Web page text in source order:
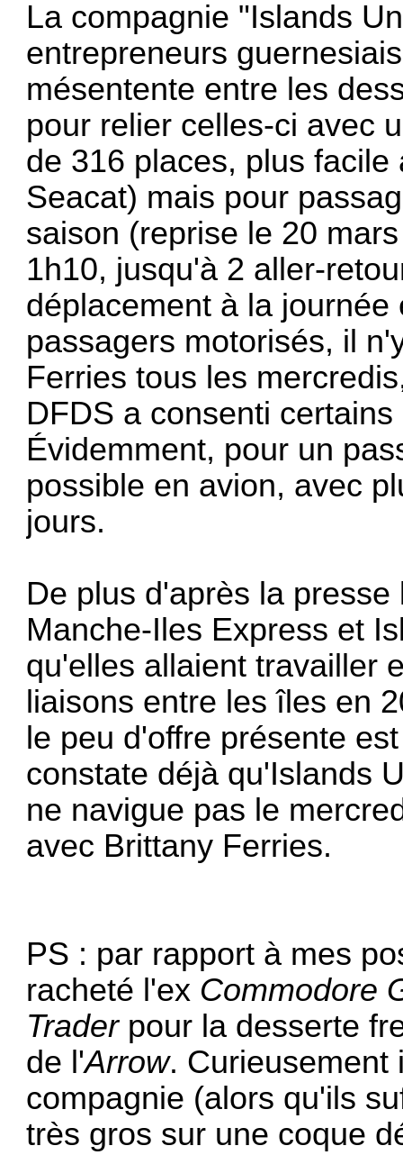
La compagnie "Islands
entrepreneurs
mésentente entre les
pour relier celles-ci avec
de 316 places, plus
Seacat) mais pour
saison (reprise le 20
1h10, jusqu'à 2 aller-
déplacement à la
passagers motorisés, il
Ferries tous les
DFDS a consenti
Évidemment, pour un
possible en avion, avec
jours.
De plus d'après la
Manche-Iles Express et
qu'elles allaient travailler
liaisons entre les îles en
le peu d'offre présente
constate déjà qu'Islands
ne navigue pas le
avec Brittany Ferries.
PS : par rapport à mes
racheté l'ex Commodore
Trader pour la desserte
de l'Arrow. Curieusement
compagnie (alors qu'ils
très gros sur une coque